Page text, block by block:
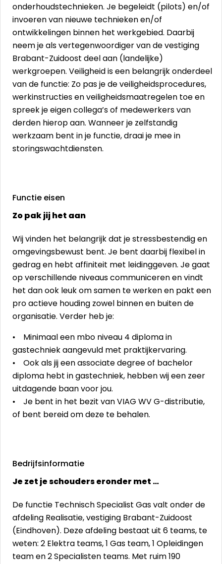
onderhoudstechnieken. Je begeleidt (pilots) en/of
invoeren van nieuwe technieken en/of
ontwikkelingen binnen het werkgebied. Daarbij
neem je als vertegenwoordiger van de vestiging
Brabant-Zuidoost deel aan (landelijke)
werkgroepen. Veiligheid is een belangrijk onderdeel
van de functie: Zo pas je de veiligheidsprocedures,
werkinstructies en veiligheidsmaatregelen toe en
spreek je eigen collega’s of medewerkers van
derden hierop aan. Wanneer je zelfstandig
werkzaam bent in je functie, draai je mee in
storingswachtdiensten.
Functie eisen
Zo pak jij het aan
Wij vinden het belangrijk dat je stressbestendig en
omgevingsbewust bent. Je bent daarbij flexibel in
gedrag en hebt affiniteit met leidinggeven. Je gaat
op verschillende niveaus communiceren en vindt
het dan ook leuk om samen te werken en pakt een
pro actieve houding zowel binnen en buiten de
organisatie. Verder heb je:
• Minimaal een mbo niveau 4 diploma in
gastechniek aangevuld met praktijkervaring.
• Ook als jij een associate degree of bachelor
diploma hebt in gastechniek, hebben wij een zeer
uitdagende baan voor jou.
• Je bent in het bezit van VIAG WV G-distributie,
of bent bereid om deze te behalen.
Bedrijfsinformatie
Je zet je schouders eronder met …
De functie Technisch Specialist Gas valt onder de
afdeling Realisatie, vestiging Brabant-Zuidoost
(Eindhoven). Deze afdeling bestaat uit 6 teams, te
weten: 2 Elektra teams, 1 Gas team, 1 Opleidingen
team en 2 Specialisten teams. Met ruim 190